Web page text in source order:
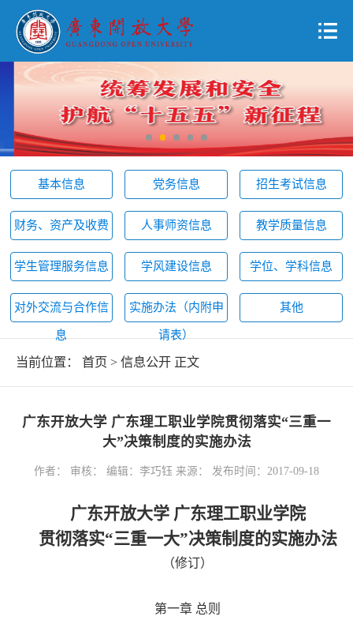
基本信息 党务信息 招生考试信息
财务、资产及收费 人事师资信息 教学质量信息
学生管理服务信息 学风建设信息 学位、学科信息
对外交流与合作信
息
实施办法（内附申
请表）
其他
当前位置： 首页 > 信息公开 正文
广东开放大学 广东理工职业学院贯彻落实“三重一
大”决策制度的实施办法
作者： 审核： 编辑：李巧钰 来源： 发布时间：2017-09-18
广东开放大学 广东理工职业学院
贯彻落实“三重一大”决策制度的实施办法
（修订）
第一章 总则